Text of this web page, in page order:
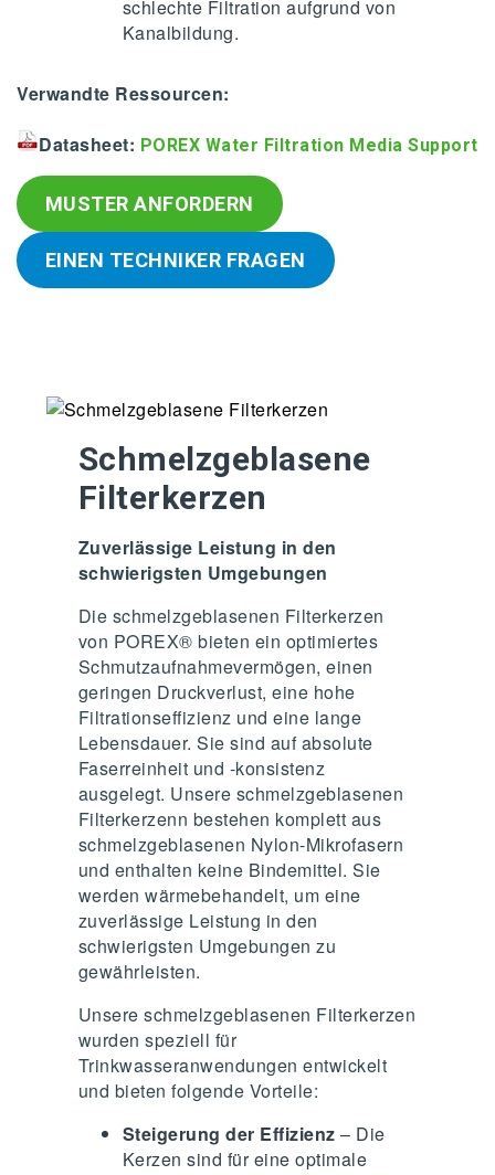
schlechte Filtration aufgrund von
Kanalbildung.
Verwandte Ressourcen:
Datasheet: POREX Water Filtration Media Support
MUSTER ANFORDERN
EINEN TECHNIKER FRAGEN
Schmelzgeblasene
Filterkerzen
Zuverlässige Leistung in den
schwierigsten Umgebungen
Die schmelzgeblasenen Filterkerzen
von POREX® bieten ein optimiertes
Schmutzaufnahmevermögen, einen
geringen Druckverlust, eine hohe
Filtrationseffizienz und eine lange
Lebensdauer. Sie sind auf absolute
Faserreinheit und -konsistenz
ausgelegt. Unsere schmelzgeblasenen
Filterkerzenn bestehen komplett aus
schmelzgeblasenen Nylon-Mikrofasern
und enthalten keine Bindemittel. Sie
werden wärmebehandelt, um eine
zuverlässige Leistung in den
schwierigsten Umgebungen zu
gewährleisten.
Unsere schmelzgeblasenen Filterkerzen
wurden speziell für
Trinkwasseranwendungen entwickelt
und bieten folgende Vorteile:
Steigerung der Effizienz – Die
Kerzen sind für eine optimale